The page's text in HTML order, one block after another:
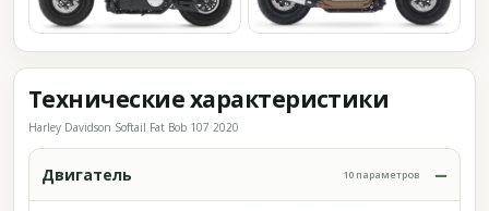
Технические характеристики
Harley Davidson Softail Fat Bob 107 2020
Двигатель 10 параметров